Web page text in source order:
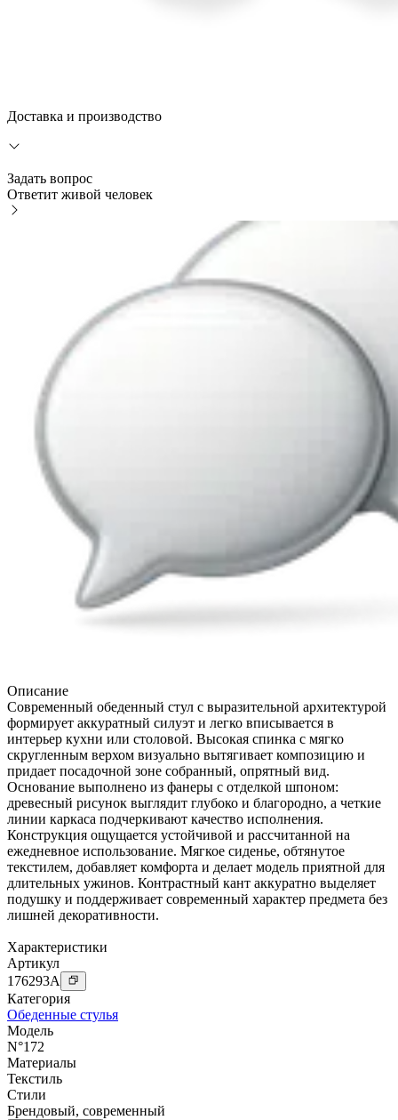
Доставка и производство
Задать вопрос
Ответит живой человек
Описание
Современный обеденный стул с выразительной архитектурой
формирует аккуратный силуэт и легко вписывается в
интерьер кухни или столовой. Высокая спинка с мягко
скругленным верхом визуально вытягивает композицию и
придает посадочной зоне собранный, опрятный вид.
Основание выполнено из фанеры с отделкой шпоном:
древесный рисунок выглядит глубоко и благородно, а четкие
линии каркаса подчеркивают качество исполнения.
Конструкция ощущается устойчивой и рассчитанной на
ежедневное использование. Мягкое сиденье, обтянутое
текстилем, добавляет комфорта и делает модель приятной для
длительных ужинов. Контрастный кант аккуратно выделяет
подушку и поддерживает современный характер предмета без
лишней декоративности.
Характеристики
Артикул
176293A
Категория
Обеденные стулья
Модель
N°172
Материалы
Текстиль
Стили
Брендовый, современный